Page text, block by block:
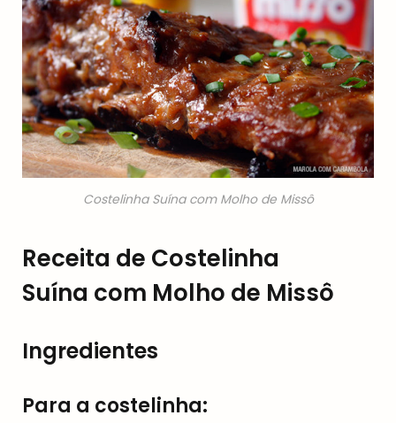
Costelinha Suína com Molho de Missô
Receita de Costelinha
Suína com Molho de Missô
Ingredientes
Para a costelinha: